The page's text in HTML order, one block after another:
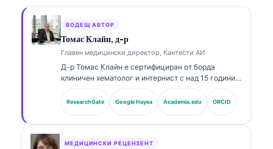
ВОДЕЩ АВТОР
Томас Клайн, д-р
Главен медицински директор, Кантести АИ
Д-р Томас Клайн е сертифициран от борда
клиничен хематолог и интернист с над 15 години
опит в лабораторната медицина и асистирания от
AI клиничен анализ. Като главен медицински
директор в Kantesti AI, той осигурява клиничен
публикувал обширно по тълкуване на биомаркери
ResearchGate Google Наука Academia.edu ORCID
МЕДИЦИНСКИ РЕЦЕНЗЕНТ